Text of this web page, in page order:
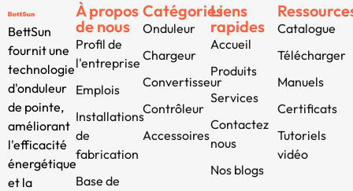
BettSun
fournit une
technologie
d'onduleur
de pointe,
améliorant
l'efficacité
énergétique
et la
À propos
de nous
Profil de
l'entreprise
Emplois
Installations
de
fabrication
Base de
Catégories
Onduleur
Chargeur
Convertisseur
Contrôleur
Accessoires
Liens
rapides
Accueil
Produits
Services
Contactez
nous
Nos blogs
Catalogue
Télécharger
Manuels
Certificats
Tutoriels
vidéo